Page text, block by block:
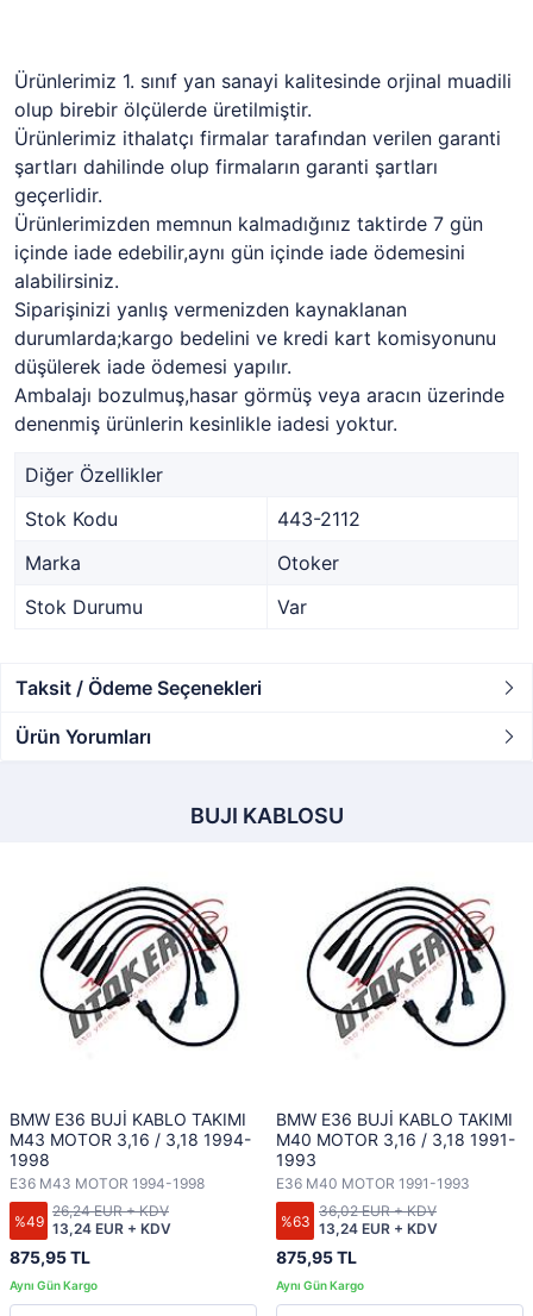
Ürünlerimiz 1. sınıf yan sanayi kalitesinde orjinal muadili
olup birebir ölçülerde üretilmiştir.
Ürünlerimiz ithalatçı firmalar tarafından verilen garanti
şartları dahilinde olup firmaların garanti şartları
geçerlidir.
Ürünlerimizden memnun kalmadığınız taktirde 7 gün
içinde iade edebilir,aynı gün içinde iade ödemesini
alabilirsiniz.
Siparişinizi yanlış vermenizden kaynaklanan
durumlarda;kargo bedelini ve kredi kart komisyonunu
düşülerek iade ödemesi yapılır.
Ambalajı bozulmuş,hasar görmüş veya aracın üzerinde
denenmiş ürünlerin kesinlikle iadesi yoktur.
Diğer Özellikler
Stok Kodu
443-2112
Marka
Otoker
Stok Durumu
Var
Taksit / Ödeme Seçenekleri
Ürün Yorumları
BUJI KABLOSU
BMW E36 BUJİ KABLO TAKIMI
M43 MOTOR 3,16 / 3,18 1994-
1998
E36 M43 MOTOR 1994-1998
%49
875,95 TL
13,24 EUR + KDV
26,24 EUR + KDV
BMW E36 BUJİ KABLO TAKIMI
M40 MOTOR 3,16 / 3,18 1991-
1993
E36 M40 MOTOR 1991-1993
%63
875,95 TL
13,24 EUR + KDV
36,02 EUR + KDV